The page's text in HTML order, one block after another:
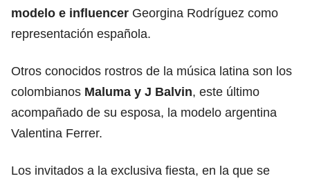
modelo e influencer Georgina Rodríguez como
representación española.
Otros conocidos rostros de la música latina son los
colombianos Maluma y J Balvin, este último
acompañado de su esposa, la modelo argentina
Valentina Ferrer.
Los invitados a la exclusiva fiesta, en la que se